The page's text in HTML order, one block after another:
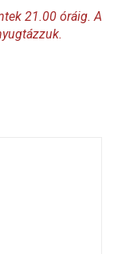
21.00 óráig. A